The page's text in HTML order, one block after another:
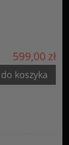
599,00 zł
do koszyka